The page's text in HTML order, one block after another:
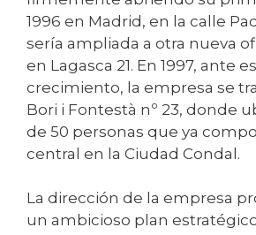
1996 en Madrid, en la calle
sería ampliada a otra nueva
en Lagasca 21. En 1997, ante
crecimiento, la empresa se
Bori i Fontestà nº 23, donde
de 50 personas que ya
central en la Ciudad Condal.
La dirección de la empresa
un ambicioso plan